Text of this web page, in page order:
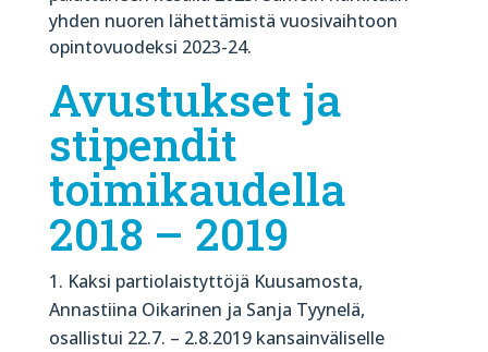
yhden nuoren lähettämistä vuosivaihtoon
opintovuodeksi 2023-24.
Avustukset ja
stipendit
toimikaudella
2018 – 2019
Kaksi partiolaistyttöjä Kuusamosta,
Annastiina Oikarinen ja Sanja Tyynelä,
osallistui 22.7. – 2.8.2019 kansainväliselle